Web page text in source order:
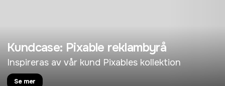
Kundcase: Pixable reklambyrå
Inspireras av vår kund Pixables kollektion
Se mer